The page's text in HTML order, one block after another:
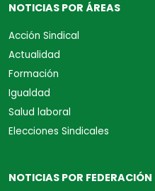
NOTICIAS POR ÁREAS
Acción Sindical
Actualidad
Formación
Igualdad
Salud laboral
Elecciones Sindicales
NOTICIAS POR FEDERACIÓN